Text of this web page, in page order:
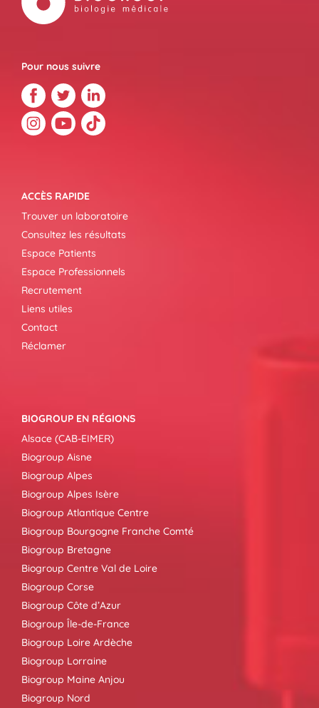
Pour nous suivre
ACCÈS RAPIDE
Trouver un laboratoire
Consultez les résultats
Espace Patients
Espace Professionnels
Recrutement
Liens utiles
Contact
Réclamer
BIOGROUP EN RÉGIONS
Alsace (CAB-EIMER)
Biogroup Aisne
Biogroup Alpes
Biogroup Alpes Isère
Biogroup Atlantique Centre
Biogroup Bourgogne Franche Comté
Biogroup Bretagne
Biogroup Centre Val de Loire
Biogroup Corse
Biogroup Côte d’Azur
Biogroup Île-de-France
Biogroup Loire Ardèche
Biogroup Lorraine
Biogroup Maine Anjou
Biogroup Nord